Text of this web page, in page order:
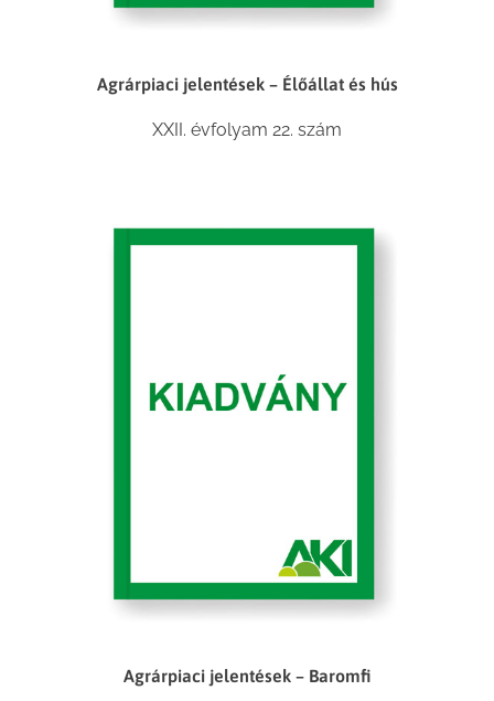
Agrárpiaci jelentések – Élőállat és hús
XXII. évfolyam 22. szám
Agrárpiaci jelentések – Baromfi